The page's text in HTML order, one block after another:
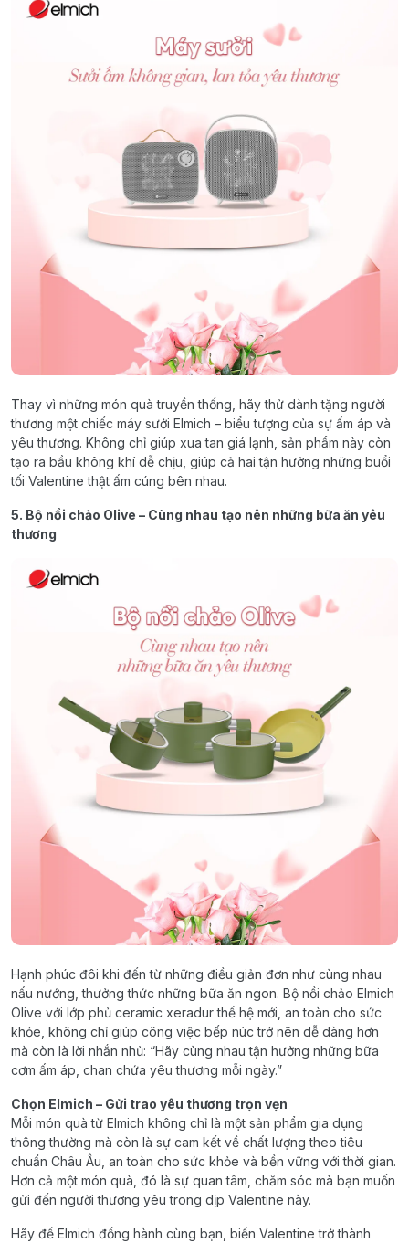
Thay vì những món quà truyền thống, hãy thử dành tặng người
thương một chiếc máy sưởi Elmich – biểu tượng của sự ấm áp và
yêu thương. Không chỉ giúp xua tan giá lạnh, sản phẩm này còn
tạo ra bầu không khí dễ chịu, giúp cả hai tận hưởng những buổi
tối Valentine thật ấm cúng bên nhau.
5. Bộ nồi chảo Olive – Cùng nhau tạo nên những bữa ăn yêu
thương
Hạnh phúc đôi khi đến từ những điều giản đơn như cùng nhau
nấu nướng, thưởng thức những bữa ăn ngon. Bộ nồi chảo Elmich
Olive với lớp phủ ceramic xeradur thế hệ mới, an toàn cho sức
khỏe, không chỉ giúp công việc bếp núc trở nên dễ dàng hơn
mà còn là lời nhắn nhủ: “Hãy cùng nhau tận hưởng những bữa
cơm ấm áp, chan chứa yêu thương mỗi ngày.”
Chọn Elmich – Gửi trao yêu thương trọn vẹn
Mỗi món quà từ Elmich không chỉ là một sản phẩm gia dụng
thông thường mà còn là sự cam kết về chất lượng theo tiêu
chuẩn Châu Âu, an toàn cho sức khỏe và bền vững với thời gian.
Hơn cả một món quà, đó là sự quan tâm, chăm sóc mà bạn muốn
gửi đến người thương yêu trong dịp Valentine này.
Hãy để Elmich đồng hành cùng bạn, biến Valentine trở thành